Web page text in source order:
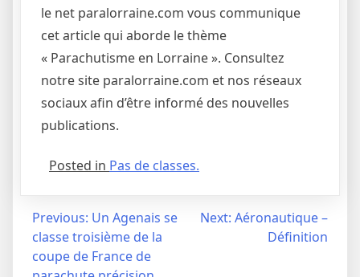
le net paralorraine.com vous communique
cet article qui aborde le thème
« Parachutisme en Lorraine ». Consultez
notre site paralorraine.com et nos réseaux
sociaux afin d’être informé des nouvelles
publications.
Posted in Pas de classes.
Navigation
Previous: Un Agenais se
classe troisième de la
coupe de France de
Next: Aéronautique –
Définition